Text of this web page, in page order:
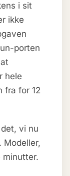
i sit
ikke
porten
hele
fra for 12
vi nu
Modeller,
minutter.